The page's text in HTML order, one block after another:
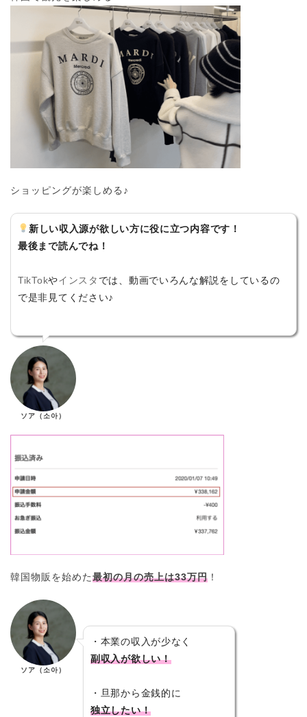
ショッピングが楽しめる♪
新しい収入源が欲しい方に役に立つ内容です！
最後まで読んでね！
TikTokやインスタ では、動画でいろんな解説をしているの
で是非見てください♪
ソア（소아）
韓国物販を始めた最初の月の売上は33万円 ！
ソア（소아）
・本業の収入が少なく
副収入が欲しい！
・旦那から金銭的に
独立したい！